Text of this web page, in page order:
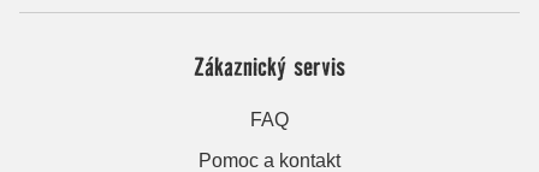
Zákaznický servis
FAQ
Pomoc a kontakt